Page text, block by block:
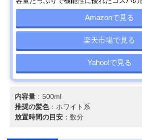
Amazonで見る
楽天市場で見る
Yahoo!で見る
内容量 ：500ml
推奨の髪色：ホワイト系
放置時間の目安 ：数分